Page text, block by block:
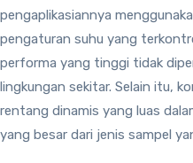
pengaplikasiannya
pengaturan suhu yang
performa yang tinggi tidak
lingkungan sekitar. Selain itu,
rentang dinamis yang luas
yang besar dari jenis sampel